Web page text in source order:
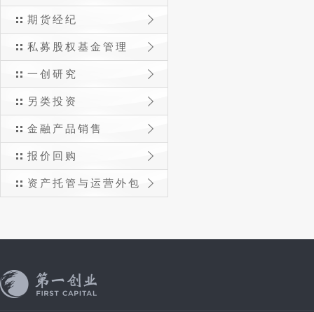
期货经纪
私募股权基金管理
一创研究
另类投资
金融产品销售
报价回购
资产托管与运营外包